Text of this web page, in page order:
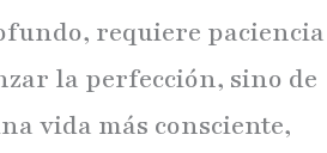
requiere
la perfección, sino de
vida más consciente,